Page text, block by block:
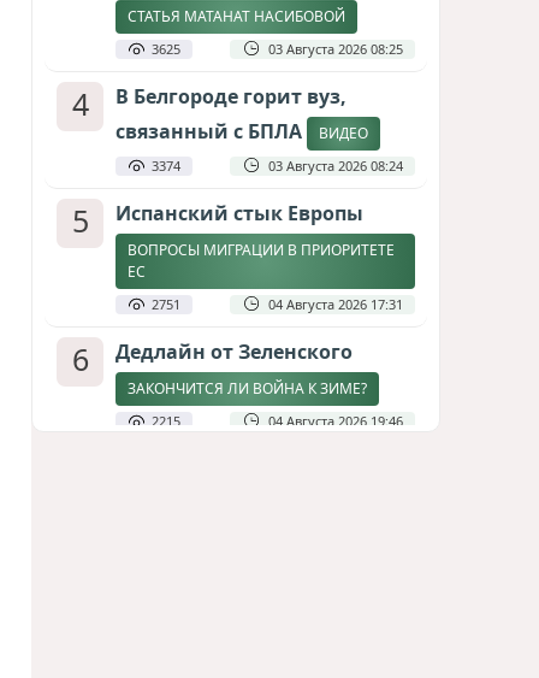
СТАТЬЯ МАТАНАТ НАСИБОВОЙ
3625 03 Августа 2026 08:25
4
В Белгороде горит вуз,
связанный с БПЛА
ВИДЕО
3374 03 Августа 2026 08:24
5 Испанский стык Европы
ВОПРОСЫ МИГРАЦИИ В ПРИОРИТЕТЕ
ЕС
2751 04 Августа 2026 17:31
6 Дедлайн от Зеленского
ЗАКОНЧИТСЯ ЛИ ВОЙНА К ЗИМЕ?
2215 04 Августа 2026 19:46